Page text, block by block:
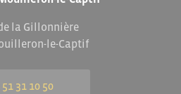
la Gillonnière
le-Captif
51 31 10 50